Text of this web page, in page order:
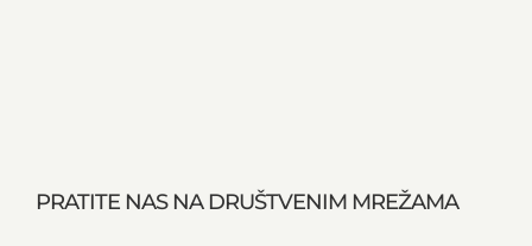
PRATITE NAS NA DRUŠTVENIM MREŽAMA